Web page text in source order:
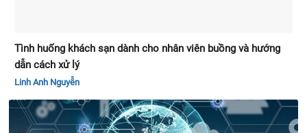
Tình huống khách sạn dành cho nhân viên buồng và hướng
dẫn cách xử lý
Linh Anh Nguyễn